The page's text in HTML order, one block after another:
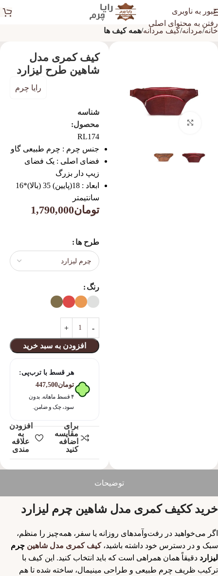
عبور به ناوبری
رفتن به محتوای اصلی
خانه مردانه کیف مردانه همه کیف ها
کیف کمری مدل
شاهین طرح لیزارد
رایا چرم
شناسه
محصول:
RL174
جنس چرم : چرم طبیعی گاو
فضای اصلی : یک فضای
زیپ دار بزرگ
ابعاد : 18(پایین) 35 (بالا)*16
سانتیمتر
تومان1,790,000
طرح ها
رنگ
افزودن به سبد خرید
هر قسط با ترب‌پی:
تومان447,500
۴ قسط ماهانه. بدون
سود، چک و ضامن.
برای
مقایسه
اضافه
کنید
افزودن
به
علاقه
مندی
توضیحات​
خرید ککیف کمری مدل شاهین چرم لیزارد
اگر می‌خواهید در رفت‌و‌آمدهای روزانه یا سفر، همه‌چیز را منظم،
سبک و در دسترس خود داشته باشید،کیف کمری مدل شاهین چرم
لیزارد دقیقاً همان همراهی است که باید انتخاب کنید. این کیف با
ترکیب ظریف چرم طبیعی و طراحی مینیمال، ساخته شده تا هم